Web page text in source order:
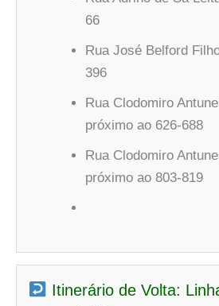
66
Rua José Belford
396
Rua Clodomiro
próximo ao 626-688
Rua Clodomiro
próximo ao 803-819
Itinerário de Volta: